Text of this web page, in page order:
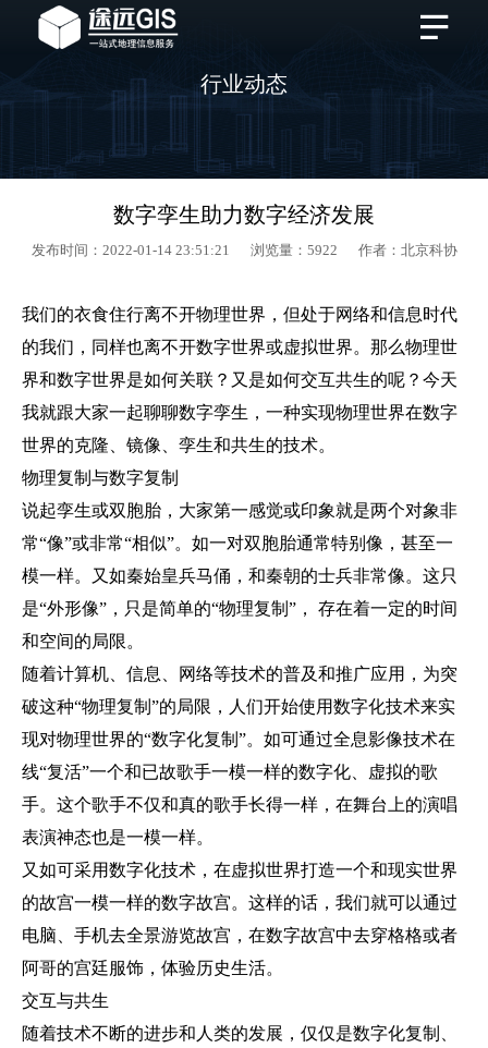
行业动态
数字孪生助力数字经济发展
发布时间：2022-01-14 23:51:21 浏览量：5922 作者：北京科协
我们的衣食住行离不开物理世界，但处于网络和信息时代
的我们，同样也离不开数字世界或虚拟世界。那么物理世
界和数字世界是如何关联？又是如何交互共生的呢？今天
我就跟大家一起聊聊数字孪生，一种实现物理世界在数字
世界的克隆、镜像、孪生和共生的技术。
物理复制与数字复制
说起孪生或双胞胎，大家第一感觉或印象就是两个对象非
常“像”或非常“相似”。如一对双胞胎通常特别像，甚至一
模一样。又如秦始皇兵马俑，和秦朝的士兵非常像。这只
是“外形像”，只是简单的“物理复制”， 存在着一定的时间
和空间的局限。
随着计算机、信息、网络等技术的普及和推广应用，为突
破这种“物理复制”的局限，人们开始使用数字化技术来实
现对物理世界的“数字化复制”。如可通过全息影像技术在
线“复活”一个和已故歌手一模一样的数字化、虚拟的歌
手。这个歌手不仅和真的歌手长得一样，在舞台上的演唱
表演神态也是一模一样。
又如可采用数字化技术，在虚拟世界打造一个和现实世界
的故宫一模一样的数字故宫。这样的话，我们就可以通过
电脑、手机去全景游览故宫，在数字故宫中去穿格格或者
阿哥的宫廷服饰，体验历史生活。
交互与共生
随着技术不断的进步和人类的发展，仅仅是数字化复制、